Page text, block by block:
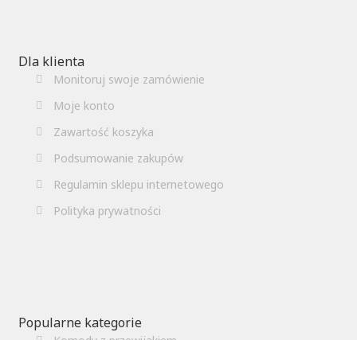
Dla klienta
Monitoruj swoje zamówienie
Moje konto
Zawartość koszyka
Podsumowanie zakupów
Regulamin sklepu internetowego
Polityka prywatności
Popularne kategorie